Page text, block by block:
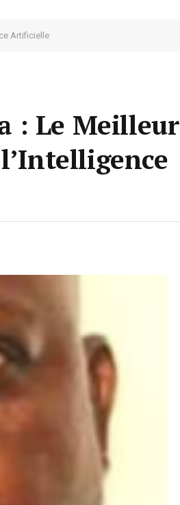
Artificielle
: Le Meilleur